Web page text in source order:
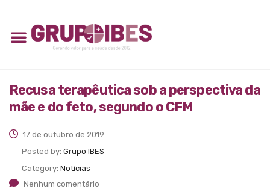
Recusa terapêutica sob a perspectiva da
mãe e do feto, segundo o CFM
17 de outubro de 2019
Posted by: Grupo IBES
Category: Notícias
Nenhum comentário